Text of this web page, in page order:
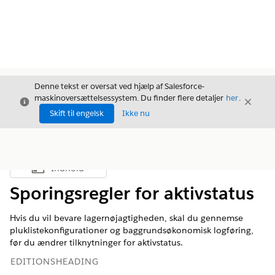
Luk
Denne tekst er oversat ved hjælp af Salesforce-
maskinoversættelsessystem. Du finder flere detaljer her.
Skift til engelsk
Ikke nu
Luk
Vis indholdsfortegnelse
Indhold
Sporingsregler for aktivstatus
Hvis du vil bevare lagernøjagtigheden, skal du gennemse
pluklistekonfigurationer og baggrundsøkonomisk logføring,
før du ændrer tilknytninger for aktivstatus.
EDITIONSHEADING